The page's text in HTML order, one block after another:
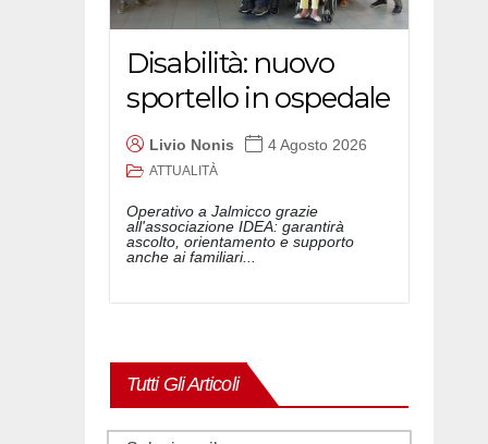
Disabilità: nuovo
sportello in ospedale
Livio Nonis 4 Agosto 2026
ATTUALITÀ
Operativo a Jalmicco grazie
all'associazione IDEA: garantirà
ascolto, orientamento e supporto
anche ai familiari...
Tutti Gli Articoli